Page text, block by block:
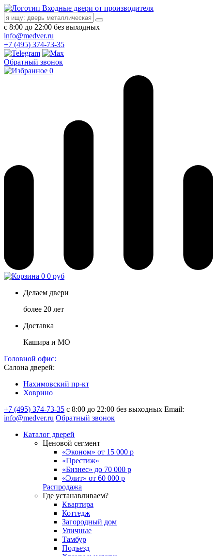
Входные двери от производителя
с 8:00 до 22:00 без выходных
info@medver.ru
+7 (495) 374-73-35
Обратный звонок
0
0 0 руб
Делаем двери
более 20 лет
Доставка
Кашира и МО
Головной офис:
Салона дверей:
Нахимовский пр-кт
Ховрино
+7 (495) 374-73-35 с 8:00 до 22:00 без выходных Email:
info@medver.ru Обратный звонок
Каталог дверей
Ценовой сегмент
«Эконом» от 15 000 р
«Престиж»
«Бизнес» до 70 000 р
«Элит» от 60 000 р
Распродажа
Где устанавливаем?
Квартира
Коттедж
Загородный дом
Уличные
Тамбур
Подъезд